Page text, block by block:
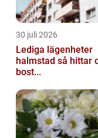
30 juli 2026
Lediga lägenheter
halmstad så hittar du rätt
bost...